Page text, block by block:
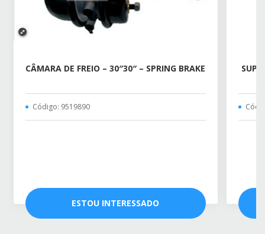
CÂMARA DE FREIO – 30″30″ – SPRING BRAKE
Código: 9519890
ESTOU INTERESSADO